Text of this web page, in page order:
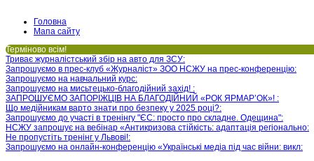
Головна
Мапа сайту
Терміново всім!
Триває журналістський збір на авто для ЗСУ:
Запрошуємо в прес-клуб «Журналіст» ЗОО НСЖУ на прес-конференцію:
Запрошуємо на навчальний курс:
Запрошуємо на мисьтецько-благодійний захід! :
ЗАПРОШУЄМО ЗАПОРІЖЦІВ НА БЛАГОДІЙНИЙ «РОК ЯРМАР’ОК»! :
Що медійникам варто знати про безпеку у 2025 році?:
Запрошуємо до участі в тренінгу "ЄС: просто про складне. Одещина":
НСЖУ запрошує на вебінар «Антикризова стійкість: адаптація регіонально:
Не пропустіть тренінг у Львові!:
Запрошуємо на онлайн-конференцію «Українські медіа під час війни: викл: